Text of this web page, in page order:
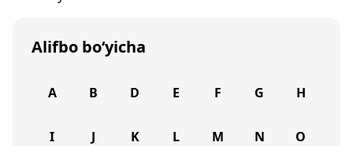
Alifbo bo‘yicha
A B D E F G H
I J K L M N O